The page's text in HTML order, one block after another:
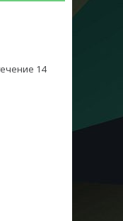
14